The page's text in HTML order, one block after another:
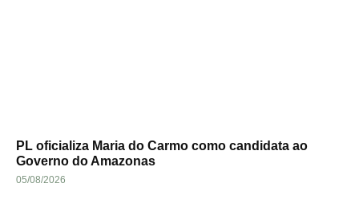
PL oficializa Maria do Carmo como candidata ao
Governo do Amazonas
05/08/2026